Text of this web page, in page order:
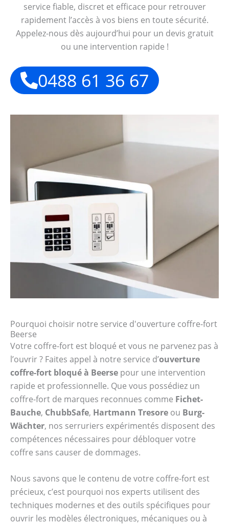
service fiable, discret et efficace pour retrouver
rapidement l’accès à vos biens en toute sécurité.
Appelez-nous dès aujourd’hui pour un devis gratuit
ou une intervention rapide !
0488 61 36 67
Pourquoi choisir notre service d'ouverture coffre-fort
Beerse
Votre coffre-fort est bloqué et vous ne parvenez pas à
l’ouvrir ? Faites appel à notre service d’ouverture
coffre-fort bloqué à Beerse pour une intervention
rapide et professionnelle. Que vous possédiez un
coffre-fort de marques reconnues comme Fichet-
Bauche, ChubbSafe, Hartmann Tresore ou Burg-
Wächter, nos serruriers expérimentés disposent des
compétences nécessaires pour débloquer votre
coffre sans causer de dommages.
Nous savons que le contenu de votre coffre-fort est
précieux, c’est pourquoi nos experts utilisent des
techniques modernes et des outils spécifiques pour
ouvrir les modèles électroniques, mécaniques ou à